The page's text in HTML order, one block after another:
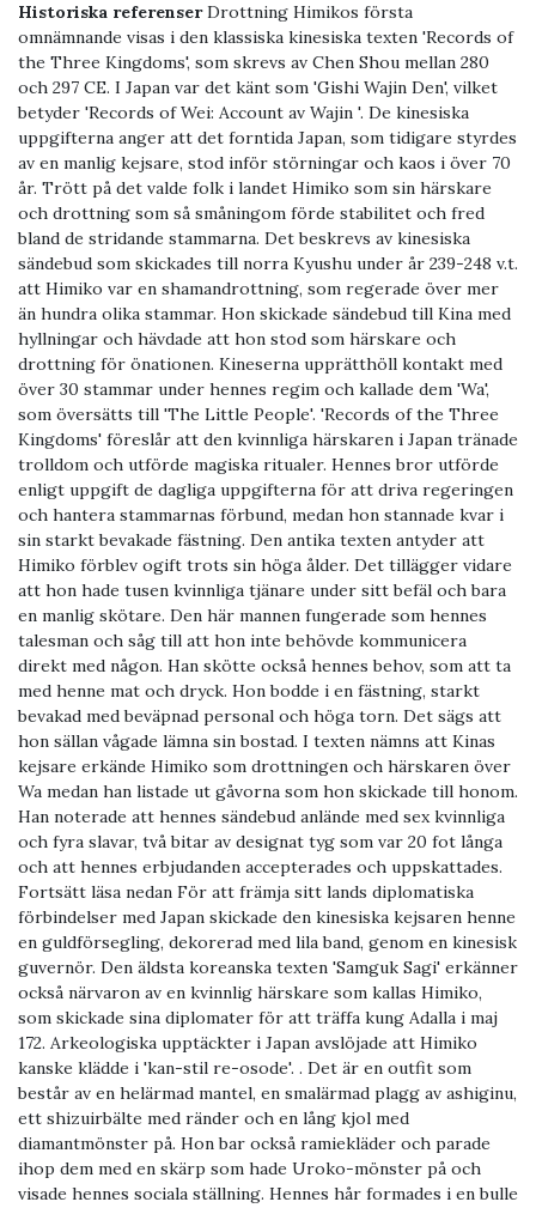
Historiska referenserDrottning Himikos första
omnämnande visas i den klassiska kinesiska texten 'Records of
the Three Kingdoms', som skrevs av Chen Shou mellan 280
och 297 CE. I Japan var det känt som 'Gishi Wajin Den', vilket
betyder 'Records of Wei: Account av Wajin '. De kinesiska
uppgifterna anger att det forntida Japan, som tidigare styrdes
av en manlig kejsare, stod inför störningar och kaos i över 70
år. Trött på det valde folk i landet Himiko som sin härskare
och drottning som så småningom förde stabilitet och fred
bland de stridande stammarna. Det beskrevs av kinesiska
sändebud som skickades till norra Kyushu under år 239-248 v.t.
att Himiko var en shamandrottning, som regerade över mer
än hundra olika stammar. Hon skickade sändebud till Kina med
hyllningar och hävdade att hon stod som härskare och
drottning för önationen. Kineserna upprätthöll kontakt med
över 30 stammar under hennes regim och kallade dem 'Wa',
som översätts till 'The Little People'. 'Records of the Three
Kingdoms' föreslår att den kvinnliga härskaren i Japan tränade
trolldom och utförde magiska ritualer. Hennes bror utförde
enligt uppgift de dagliga uppgifterna för att driva regeringen
och hantera stammarnas förbund, medan hon stannade kvar i
sin starkt bevakade fästning. Den antika texten antyder att
Himiko förblev ogift trots sin höga ålder. Det tillägger vidare
att hon hade tusen kvinnliga tjänare under sitt befäl och bara
en manlig skötare. Den här mannen fungerade som hennes
talesman och såg till att hon inte behövde kommunicera
direkt med någon. Han skötte också hennes behov, som att ta
med henne mat och dryck. Hon bodde i en fästning, starkt
bevakad med beväpnad personal och höga torn. Det sägs att
hon sällan vågade lämna sin bostad. I texten nämns att Kinas
kejsare erkände Himiko som drottningen och härskaren över
Wa medan han listade ut gåvorna som hon skickade till honom.
Han noterade att hennes sändebud anlände med sex kvinnliga
och fyra slavar, två bitar av designat tyg som var 20 fot långa
och att hennes erbjudanden accepterades och uppskattades.
Fortsätt läsa nedan För att främja sitt lands diplomatiska
förbindelser med Japan skickade den kinesiska kejsaren henne
en guldförsegling, dekorerad med lila band, genom en kinesisk
guvernör. Den äldsta koreanska texten 'Samguk Sagi' erkänner
också närvaron av en kvinnlig härskare som kallas Himiko,
som skickade sina diplomater för att träffa kung Adalla i maj
172. Arkeologiska upptäckter i Japan avslöjade att Himiko
kanske klädde i 'kan-stil re-osode'. . Det är en outfit som
består av en helärmad mantel, en smalärmad plagg av ashiginu,
ett shizuirbälte med ränder och en lång kjol med
diamantmönster på. Hon bar också ramiekläder och parade
ihop dem med en skärp som hade Uroko-mönster på och
visade hennes sociala ställning. Hennes hår formades i en bulle